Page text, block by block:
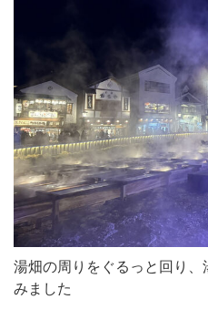
湯畑の周りをぐるっと回り
みました